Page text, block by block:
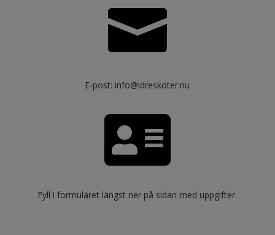

E-post: info@idreskoter.nu

Fyll i formuläret längst ner på sidan med uppgifter.